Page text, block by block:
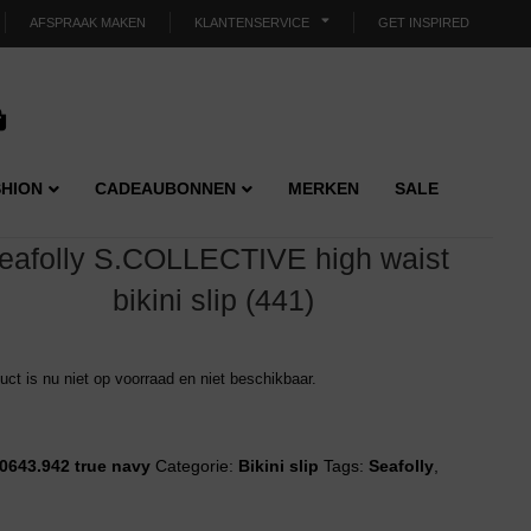
AFSPRAAK MAKEN KLANTENSERVICE GET INSPIRED
CADEAUBONNEN MERKEN SALE
S.COLLECTIVE high waist
bikini slip (441)
is nu niet op voorraad en niet beschikbaar.
true navy Categorie: Bikini slip Tags:Seafolly